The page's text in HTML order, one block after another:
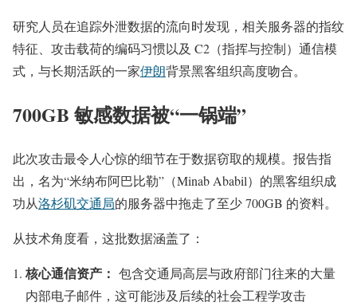
研究人员在追踪外泄数据的流向时发现，相关服务器的指纹
特征、攻击载荷的编码习惯以及 C2（指挥与控制）通信模
式，与长期活跃的一家伊朗背景黑客组织高度吻合。
700GB 敏感数据被“一锅端”
此次攻击最令人心惊的细节在于数据窃取的规模。报告指
出，名为“米纳布阿巴比勒”（Minab Ababil）的黑客组织成
功从洛杉矶交通局的服务器中拖走了至少 700GB 的资料。
从技术角度看，这批数据涵盖了：
核心通信资产： 包含交通局高层与政府部门往来的大量
内部电子邮件，这可能涉及后续的社会工程学攻击